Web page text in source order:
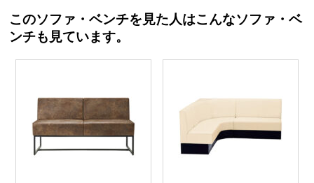
このソファ・ベンチを見た人はこんなソファ・ベ
ンチも見ています。